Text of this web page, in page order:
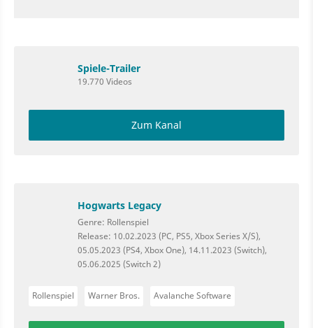
Spiele-Trailer
19.770 Videos
Zum Kanal
Hogwarts Legacy
Genre: Rollenspiel
Release: 10.02.2023 (PC, PS5, Xbox Series X/S),
05.05.2023 (PS4, Xbox One), 14.11.2023 (Switch),
05.06.2025 (Switch 2)
Rollenspiel Warner Bros. Avalanche Software